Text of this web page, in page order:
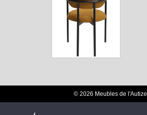
© 2026 Meubles de l'Autize